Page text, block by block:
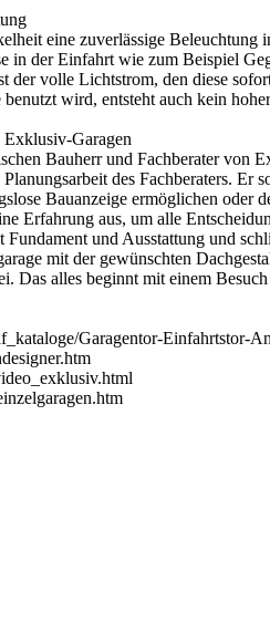
eine zuverlässige
in der Einfahrt wie zum Beispiel
volle Lichtstrom, den diese
wird, entsteht auch kein
Garagen
Bauherr und Fachberater von
des Fachberaters.
Bauanzeige ermöglichen
Erfahrung aus, um alle
Fundament und Ausstattung und
mit der gewünschten
Das alles beginnt mit einem
Garagentor-Einfahrtstor-